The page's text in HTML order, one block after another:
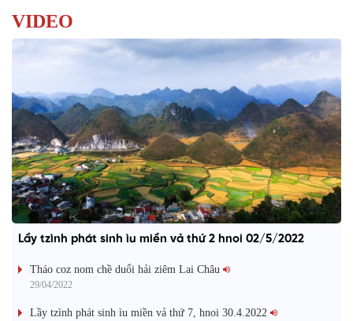
VIDEO
Lầy tzình phát sinh ìu miền vả thứ 2 hnoi 02/5/2022
Tháo coz nom chề duổi hải ziêm Lai Châu
29/04/2022
Lầy tzình phát sinh ìu miền vả thứ 7, hnoi 30.4.2022